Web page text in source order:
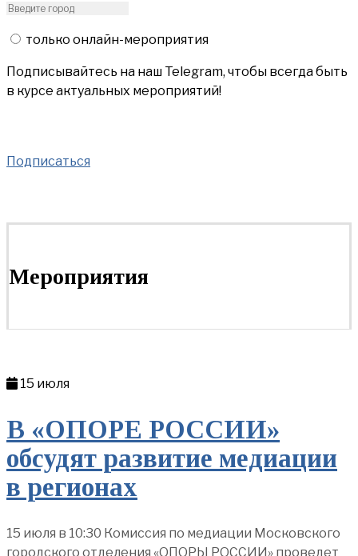
только онлайн-мероприятия
Подписывайтесь на наш Telegram, чтобы всегда быть
в курсе актуальных мероприятий!
Подписаться
Мероприятия
15 июля
В «ОПОРЕ РОССИИ»
обсудят развитие медиации
в регионах
15 июля в 10:30 Комиссия по медиации Московского
городского отделения «ОПОРЫ РОССИИ» проведет